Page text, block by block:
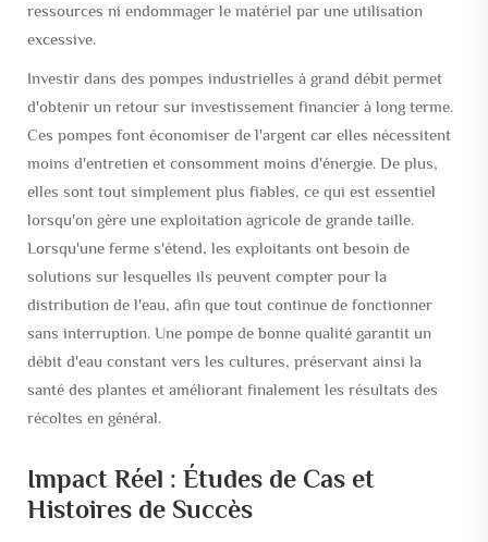
ressources ni endommager le matériel par une utilisation
excessive.
Investir dans des pompes industrielles à grand débit permet
d'obtenir un retour sur investissement financier à long terme.
Ces pompes font économiser de l'argent car elles nécessitent
moins d'entretien et consomment moins d'énergie. De plus,
elles sont tout simplement plus fiables, ce qui est essentiel
lorsqu'on gère une exploitation agricole de grande taille.
Lorsqu'une ferme s'étend, les exploitants ont besoin de
solutions sur lesquelles ils peuvent compter pour la
distribution de l'eau, afin que tout continue de fonctionner
sans interruption. Une pompe de bonne qualité garantit un
débit d'eau constant vers les cultures, préservant ainsi la
santé des plantes et améliorant finalement les résultats des
récoltes en général.
Impact Réel : Études de Cas et
Histoires de Succès